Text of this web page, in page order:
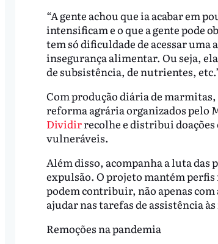
“A gente achou que ia acabar em
intensificam e o que a gente pode
tem só dificuldade de acessar uma
insegurança alimentar. Ou seja,
de subsistência, de nutrientes,
Com produção diária de
reforma agrária organizados pelo
Dividirrecolhe e distribui
vulneráveis.
Além disso, acompanha a luta das
expulsão. O projeto mantém perfis
podem contribuir, não apenas
ajudar nas tarefas de assistência
Remoções na pandemia